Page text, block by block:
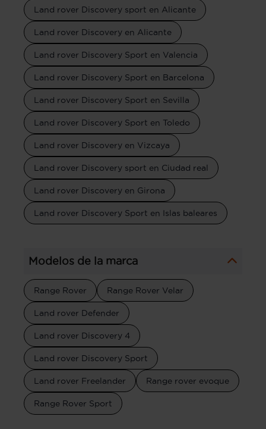
Land rover Discovery sport en Alicante
Land rover Discovery en Alicante
Land rover Discovery Sport en Valencia
Land rover Discovery Sport en Barcelona
Land rover Discovery Sport en Sevilla
Land rover Discovery Sport en Toledo
Land rover Discovery en Vizcaya
Land rover Discovery sport en Ciudad real
Land rover Discovery en Girona
Land rover Discovery Sport en Islas baleares
Modelos de la marca
Range Rover Range Rover Velar
Land rover Defender
Land rover Discovery 4
Land rover Discovery Sport
Land rover Freelander Range rover evoque
Range Rover Sport